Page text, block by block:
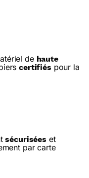
de haute
certifiés pour la
sécurisées et
par carte